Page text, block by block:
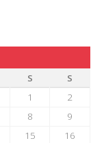
S
S
1
2
8
9
15
16